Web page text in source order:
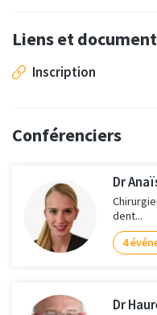
Liens et
Inscription
Conférenciers
Dr
dent...
4
Dr